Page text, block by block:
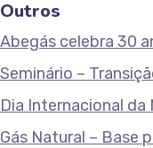
Outros
Abegás celebra 30
Seminário –
Dia Internacional da
Gás Natural – Base